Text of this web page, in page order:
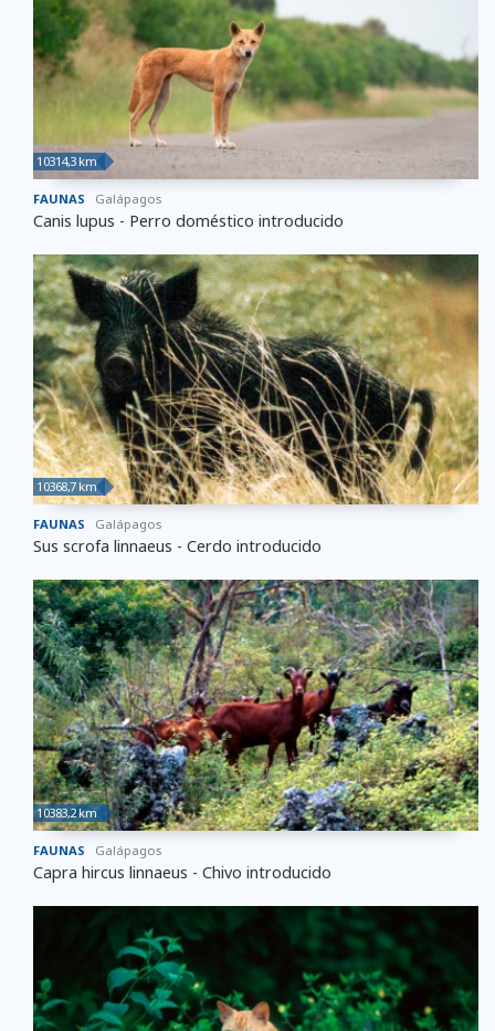
10314,3 km
FAUNAS Galápagos
Canis lupus - Perro doméstico introducido
10368,7 km
FAUNAS Galápagos
Sus scrofa linnaeus - Cerdo introducido
10383,2 km
FAUNAS Galápagos
Capra hircus linnaeus - Chivo introducido